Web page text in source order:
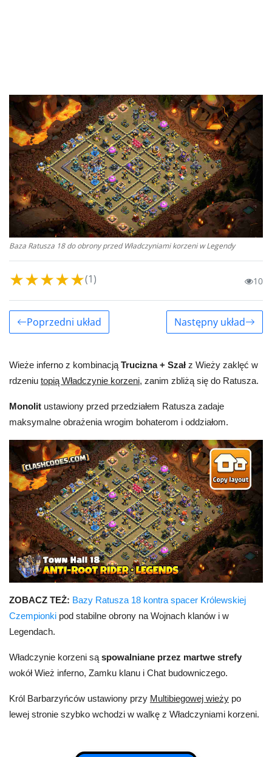
Baza Ratusza 18 do obrony przed Władczyniami korzeni w Legendy
★★★★★(1) 10
Poprzedni układ Następny układ
Wieże inferno z kombinacją Trucizna + Szał z Wieży zaklęć w
rdzeniu topią Władczynie korzeni, zanim zbliżą się do Ratusza.
Monolit ustawiony przed przedziałem Ratusza zadaje
maksymalne obrażenia wrogim bohaterom i oddziałom.
ZOBACZ TEŻ: Bazy Ratusza 18 kontra spacer Królewskiej
Czempionki pod stabilne obrony na Wojnach klanów i w
Legendach.
Władczynie korzeni są spowalniane przez martwe strefy
wokół Wież inferno, Zamku klanu i Chat budowniczego.
Król Barbarzyńców ustawiony przy Multibiegowej wieży po
lewej stronie szybko wchodzi w walkę z Władczyniami korzeni.